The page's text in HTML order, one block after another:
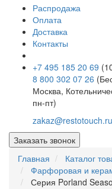
Распродажа
Оплата
Доставка
Контакты
+7 495 185 20 69
8 800 302 07 26
Москва,
пн-пт)
zakaz@restotouch.ru
Заказать звонок
Главная
Каталог
Фарфоровая и
Серия Porland